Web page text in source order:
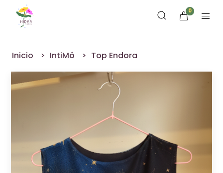
0
Inicio IntiMó Top Endora